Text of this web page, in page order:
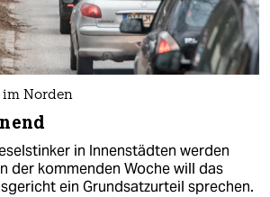
im Norden
in Innenstädten werden
der kommenden Woche will das
ein Grundsatzurteil sprechen.